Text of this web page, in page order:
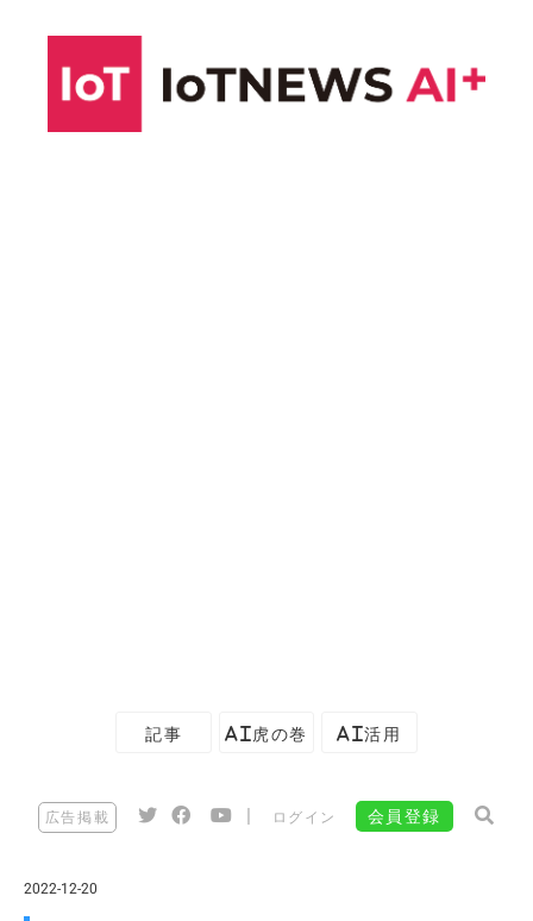
記事 AI虎の巻 AI活用
広告掲載 ログイン 会員登録
2022-12-20